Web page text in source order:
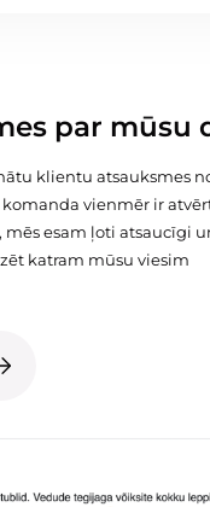
par mūsu
klientu atsauksmes
komanda vienmēr ir
esam ļoti atsaucīgi
katram mūsu viesim